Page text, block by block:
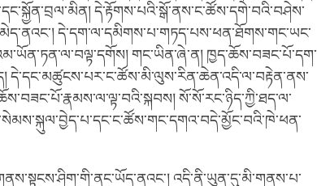
དེ་རྟོགས་པའི་སྒོ་ནས་ང་ཚོས་དགེ་བའི་བཤེས་
དེ་དག་ལ་དམིགས་པ་གཏད་པས་ཕན་ཐོགས་གང་ཡང་
གང་ཡིན་ཞེ་ན། ཁྱད་ཆོས་བཟང་པོ་དག་
སོ་སོ་རང་ཉིད་ཀྱི་ཐད་ལ་
འདི་ནི་ཡུན་དུ་མི་གནས་པ་